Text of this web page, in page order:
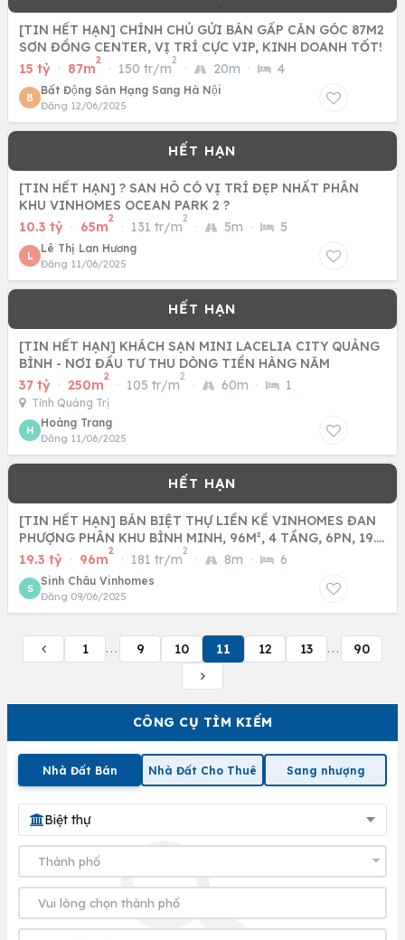
CÔNG CỤ TÌM KIẾM
Nhà Đất Bán Nhà Đất Cho Thuê Sang nhượng
Biệt thự
[TIN HẾT HẠN] CHÍNH CHỦ GỬI BÁN GẤP CĂN GÓC 87M2
SƠN ĐỒNG CENTER, VỊ TRÍ CỰC VIP, KINH DOANH TỐT!
15 tỷ · 87m
2
· 150 tr/m
2
· 20m · 4
B
Bất Động Sản Hạng Sang Hà Nội
Đăng 12/06/2025
[TIN HẾT HẠN] ? SAN HÔ CÓ VỊ TRÍ ĐẸP NHẤT PHÂN
KHU VINHOMES OCEAN PARK 2 ?
10.3 tỷ · 65m
2
· 131 tr/m
2
· 5m · 5
L
Lê Thị Lan Hương
Đăng 11/06/2025
[TIN HẾT HẠN] KHÁCH SẠN MINI LACELIA CITY QUẢNG
BÌNH - NƠI ĐẦU TƯ THU DÒNG TIỀN HÀNG NĂM
37 tỷ · 250m
2
· 105 tr/m
2
· 60m · 1
Tỉnh Quảng Trị
H
Hoàng Trang
Đăng 11/06/2025
[TIN HẾT HẠN] BÁN BIỆT THỰ LIỀN KỀ VINHOMES ĐAN
PHƯỢNG PHÂN KHU BÌNH MINH, 96M², 4 TẦNG, 6PN, 19.3
TỶ
19.3 tỷ · 96m
2
· 181 tr/m
2
· 8m · 6
S
Sinh Châu Vinhomes
Đăng 09/06/2025
1 ... 9 10 11 12 13 ... 90